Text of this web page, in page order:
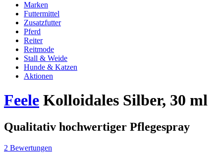
Marken
Futtermittel
Zusatzfutter
Pferd
Reiter
Reitmode
Stall & Weide
Hunde & Katzen
Aktionen
Feele Kolloidales Silber, 30 ml
Qualitativ hochwertiger Pflegespray
2 Bewertungen